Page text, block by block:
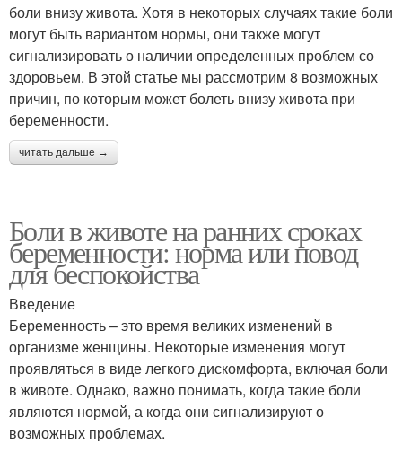
боли внизу живота. Хотя в некоторых случаях такие боли
могут быть вариантом нормы, они также могут
сигнализировать о наличии определенных проблем со
здоровьем. В этой статье мы рассмотрим 8 возможных
причин, по которым может болеть внизу живота при
беременности.
читать дальше →
Боли в животе на ранних сроках
беременности: норма или повод
для беспокойства
Введение
Беременность – это время великих изменений в
организме женщины. Некоторые изменения могут
проявляться в виде легкого дискомфорта, включая боли
в животе. Однако, важно понимать, когда такие боли
являются нормой, а когда они сигнализируют о
возможных проблемах.